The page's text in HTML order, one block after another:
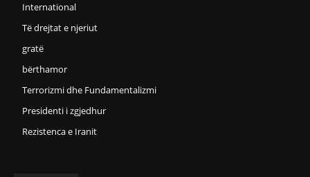
International
Të drejtat e njeriut
gratë
bërthamor
Terrorizmi dhe Fundamentalizmi
Presidenti i zgjedhur
Rezistenca e Iranit